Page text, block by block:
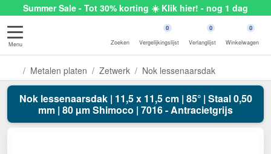
Summer Sale - Tot 30% korting ☀️ Klik hier! - nog 1 dag
Menu Zoeken
0
Vergelijkingslijst
0
Verlanglijst
0
Winkelwagen
Metalen platen Zetwerk Nok lessenaarsdak
Nok lessenaarsdak | 11,5 x 11,5 cm | 85° | Staal 0,50
mm | 80 µm Shimoco | 7016 - Antracietgrijs